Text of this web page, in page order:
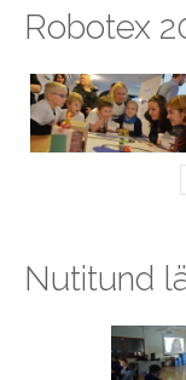
Robotex
Nutitund